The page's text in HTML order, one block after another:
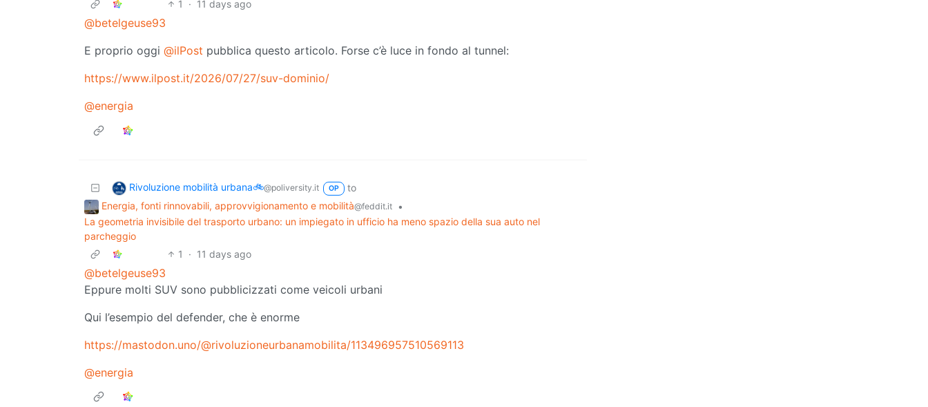
1
· 11 days ago
@betelgeuse93
E proprio oggi @ilPost pubblica questo articolo. Forse c’è luce in fondo al tunnel:
https://www.ilpost.it/2026/07/27/suv-dominio/
@energia
Rivoluzione mobilità urbana🚲@poliversity.it OP
to
Energia, fonti rinnovabili, approvvigionamento e mobilità@feddit.it
•
La geometria invisibile del trasporto urbano: un impiegato in ufficio ha meno spazio della sua auto nel
parcheggio
1
· 11 days ago
@betelgeuse93
Eppure molti SUV sono pubblicizzati come veicoli urbani
Qui l’esempio del defender, che è enorme
https://mastodon.uno/@rivoluzioneurbanamobilita/113496957510569113
@energia